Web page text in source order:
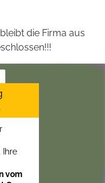
die Firma aus
Ihre
vom